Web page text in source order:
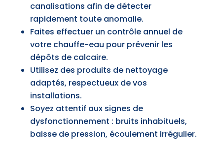
canalisations afin de détecter
rapidement toute anomalie.
Faites effectuer un contrôle annuel de
votre chauffe-eau pour prévenir les
dépôts de calcaire.
Utilisez des produits de nettoyage
adaptés, respectueux de vos
installations.
Soyez attentif aux signes de
dysfonctionnement : bruits inhabituels,
baisse de pression, écoulement irrégulier.